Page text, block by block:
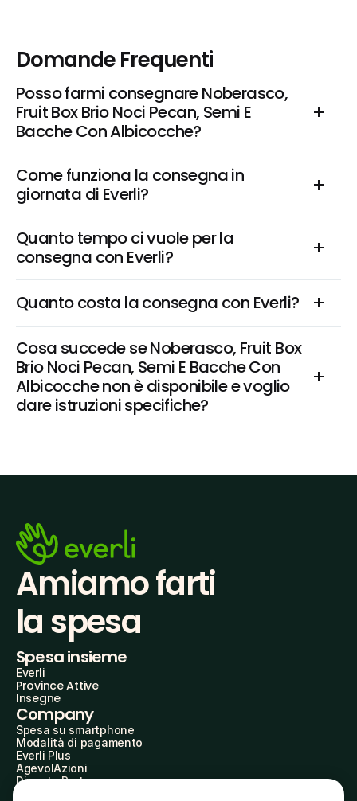
Domande Frequenti
Posso farmi consegnare Noberasco,
Fruit Box Brio Noci Pecan, Semi E
Bacche Con Albicocche?
Come funziona la consegna in
giornata di Everli?
Quanto tempo ci vuole per la
consegna con Everli?
Quanto costa la consegna con Everli?
Cosa succede se Noberasco, Fruit Box
Brio Noci Pecan, Semi E Bacche Con
Albicocche non è disponibile e voglio
dare istruzioni specifiche?
Amiamo farti
la spesa
Spesa insieme
Everli
Province Attive
Insegne
Company
Spesa su smartphone
Modalità di pagamento
Everli Plus
AgevolAzioni
Diventa Partner